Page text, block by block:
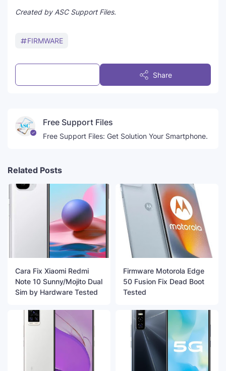
Created by ASC Support Files.
FIRMWARE
Share
Free Support Files
Free Support Files: Get Solution Your Smartphone.
Related Posts
Cara Fix Xiaomi Redmi
Note 10 Sunny/Mojito Dual
Sim by Hardware Tested
Firmware Motorola Edge
50 Fusion Fix Dead Boot
Tested